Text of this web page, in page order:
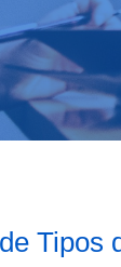
Tipos